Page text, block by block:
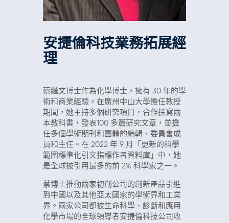
安捷倫科技業務拓展經
理
蔡繼文博士作為化學博士，擁有 30 年的學
術和商業經驗。在廣州中山大學擔任教授
期間，她主持多個研究項目，合作撰寫兩
本教科書，發表100 多篇研究文章，並擔
任多個學術期刊和團體的編輯、委員會成
員和主任。在 2022 年 9 月「更新的科學
範圍標準化引文指標作者資料庫」中，她
是全球被引用最多的前 2% 科學家之一。
蔡博士推動兩家初創公司的創新產品引進
到中國以及其他亞太國家的學術界和工業
界。兩家公司都被生命科學、診斷和應用
化學市場的全球領導者安捷倫科技公司收